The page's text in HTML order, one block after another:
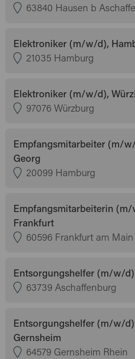
63840 Hausen b
Elektroniker (m/w/d),
21035 Hamburg
Elektroniker (m/w/d),
97076 Würzburg
Empfangsmitarbeiter (m/
Georg
20099 Hamburg
Empfangsmitarbeiterin
Frankfurt
60596 Frankfurt am Main
Entsorgungshelfer (m/w/
63739 Aschaffenburg
Entsorgungshelfer (m/w/
Gernsheim
64579 Gernsheim Rhein